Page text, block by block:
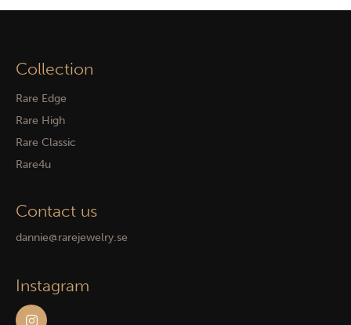
Collection
Rare Edge
Rare High
Rare Classic
Rare4u
Contact us
dannie@rarejewelry.se
Instagram